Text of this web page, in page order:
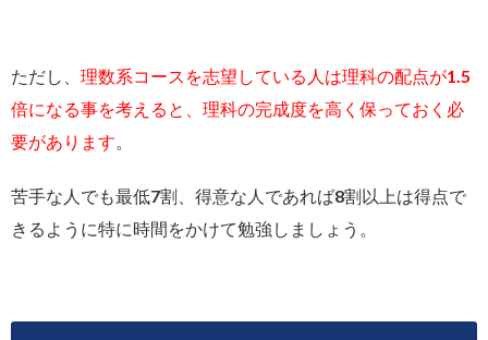
ただし、 理数系コースを志望している人は理科の配点が1.5
倍になる事を考えると、理科の完成度を高く保っておく必
要があります。
苦手な人でも最低7割、得意な人であれば8割以上は得点で
きるように特に時間をかけて勉強しましょう。